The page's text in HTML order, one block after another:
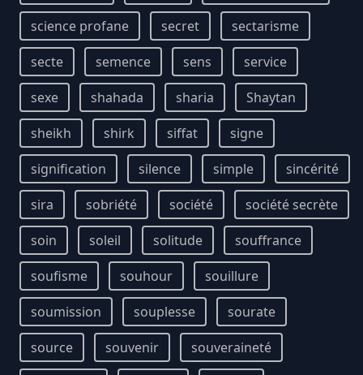
science profane
secret
sectarisme
secte
semence sens
service
sexe
shahada sharia
Shaytan
sheikh
shirk siffat
signe
signification
silence simple
sincérité
sira
sobriété société
société secrète
soin
soleil solitude
souffrance
soufisme
souhour
souillure
soumission
souplesse
sourate
source
souvenir
souveraineté